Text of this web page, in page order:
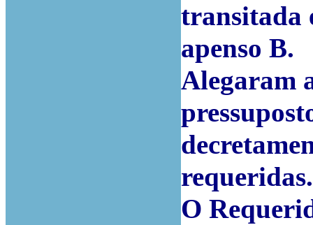
transitada
apenso B.
Alegaram
requeridas.
O